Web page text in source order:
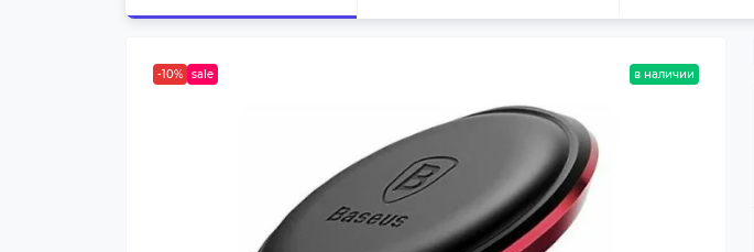
-10% sale в наличии